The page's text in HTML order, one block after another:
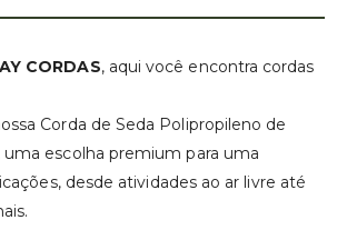
CORDAS, aqui você encontra cordas
Corda de Seda Polipropileno de
escolha premium para uma
desde atividades ao ar livre até